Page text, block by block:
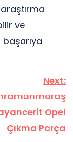
ve
başarıya
Next:
Opel
Çıkma Parça